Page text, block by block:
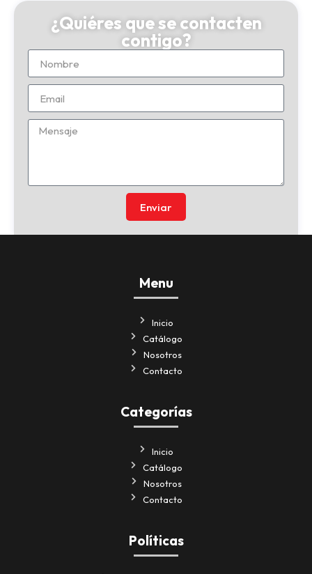
¿Quiéres que se contacten
contigo?
Enviar
Menu
Inicio
Catálogo
Nosotros
Contacto
Categorías
Inicio
Catálogo
Nosotros
Contacto
Políticas